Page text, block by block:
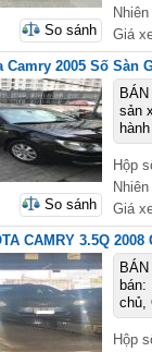
Giá
So sánh
Camry 2005 Số Sàn
sản
Hộp
Giá
So sánh
CAMRY 3.5Q
chủ,
Hộp